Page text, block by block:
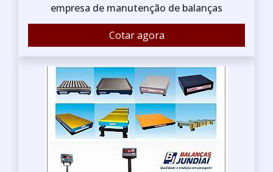
empresa de manutenção de balanças
Cotar agora